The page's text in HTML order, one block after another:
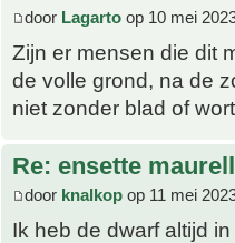
door Lagarto op 10 mei
Zijn er mensen die dit
de volle grond, na de
niet zonder blad of
Re: ensette
door knalkop op 11 mei
Ik heb de dwarf altijd